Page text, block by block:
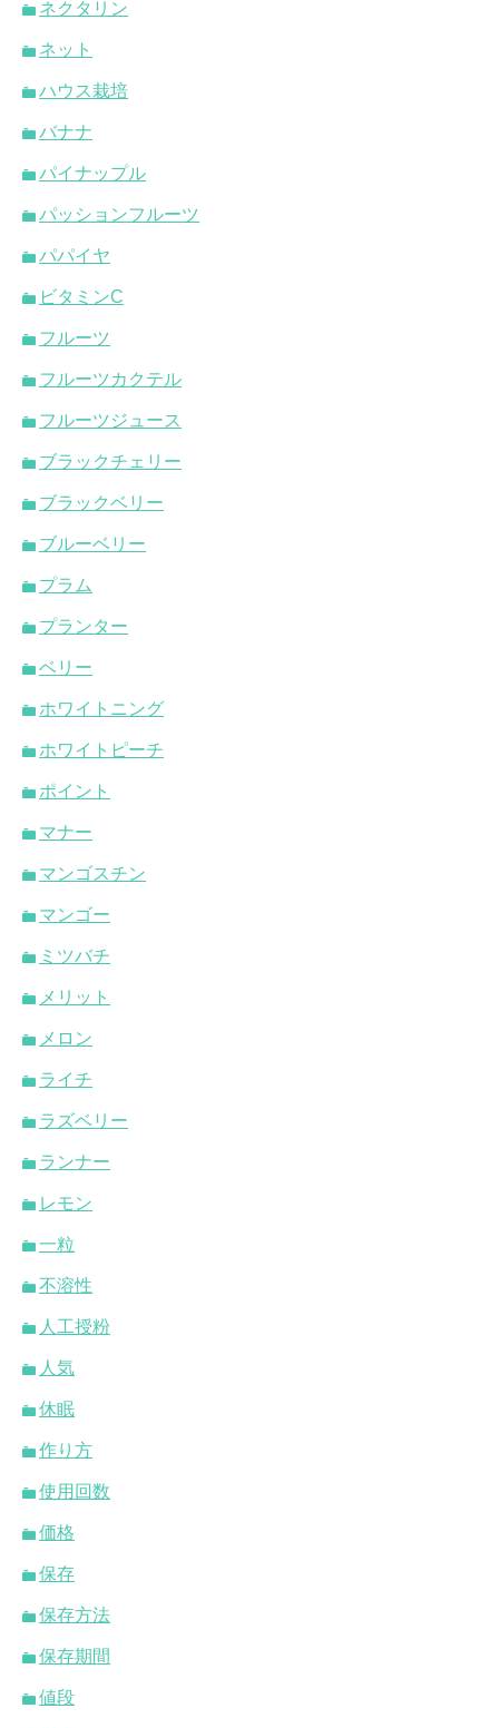
ネクタリン
ネット
ハウス栽培
バナナ
パイナップル
パッションフルーツ
パパイヤ
ビタミンC
フルーツ
フルーツカクテル
フルーツジュース
ブラックチェリー
ブラックベリー
ブルーベリー
プラム
プランター
ベリー
ホワイトニング
ホワイトピーチ
ポイント
マナー
マンゴスチン
マンゴー
ミツバチ
メリット
メロン
ライチ
ラズベリー
ランナー
レモン
一粒
不溶性
人工授粉
人気
休眠
作り方
使用回数
価格
保存
保存方法
保存期間
値段